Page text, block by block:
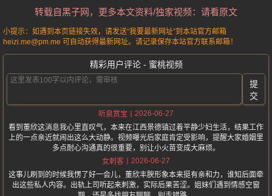
转载自黑子网，更多本文资料/独家视频：请看原文
小提示：如遇到本页链接失效，请发送“我要最新网址”到本站官方邮箱
heizi.me@pm.me 可自动获得最新网址。请记录保存本站官方联系邮箱！
精彩用户评论 - 蜜桃视频
提
交
听泉赏宝
2026-06-27
看到董欣这消息我心里直叹气，本来在江西景德镇过着平静少妇生活，结果工作
上的一点亲近就闹出这么大动静。视频曝光后家庭肯定受影响，提醒大家婚姻里
多点耐心沟通真的很重要，别让小火苗变成大麻烦。
女刺客
2026-06-27
这事儿刷到的时候我愣了好一会儿，董欣丰腴形象本来挺有亲和力，谁知后面牵
出这些私人内容。出轨上司听起来刺激，实际后果苦涩。姐妹们遇到情感空窗